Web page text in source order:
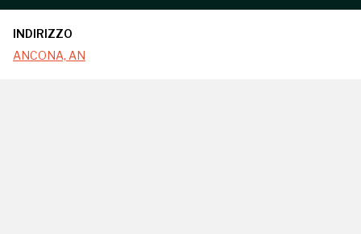
INDIRIZZO
ANCONA, AN